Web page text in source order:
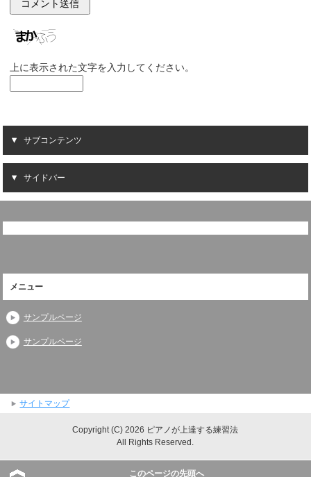
上に表示された文字を入力してください。
サブコンテンツ
サイドバー
メニュー
サンプルページ
サンプルページ
サイトマップ
Copyright (C) 2026 ピアノが上達する練習法
All Rights Reserved.
このページの先頭へ